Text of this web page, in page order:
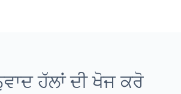
ਹੱਲਾਂ ਦੀ ਖੋਜ ਕਰੋ